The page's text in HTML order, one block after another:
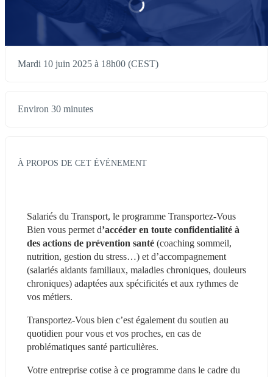
Mardi 10 juin 2025 à 18h00 (CEST)
Environ 30 minutes
À PROPOS DE CET ÉVÉNEMENT
Salariés du Transport, le programme Transportez-Vous
Bien vous permet d’accéder en toute confidentialité à
des actions de prévention santé (coaching sommeil,
nutrition, gestion du stress…) et d’accompagnement
(salariés aidants familiaux, maladies chroniques, douleurs
chroniques) adaptées aux spécificités et aux rythmes de
vos métiers.
Transportez-Vous bien c’est également du soutien au
quotidien pour vous et vos proches, en cas de
problématiques santé particulières.
Votre entreprise cotise à ce programme dans le cadre du